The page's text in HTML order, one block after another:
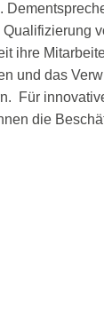
ihre
und das
Für
die